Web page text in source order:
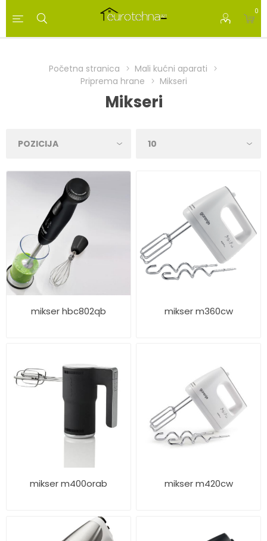
0
Početna stranica
Mali kućni aparati
Priprema hrane
Mikseri
Mikseri
mikser hbc802qb mikser m360cw
mikser m400orab mikser m420cw